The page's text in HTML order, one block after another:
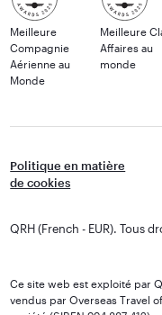
Meilleure
Compagnie
Aérienne au
Monde
Meilleure
Affaires au
monde
Politique en matière
de cookies
QRH (French - EUR). Tous
Ce site web est exploité par
vendus par Overseas Travel